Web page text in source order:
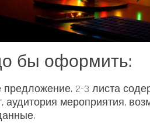
бы оформить:
2-3 листа
аудитория мероприятия,